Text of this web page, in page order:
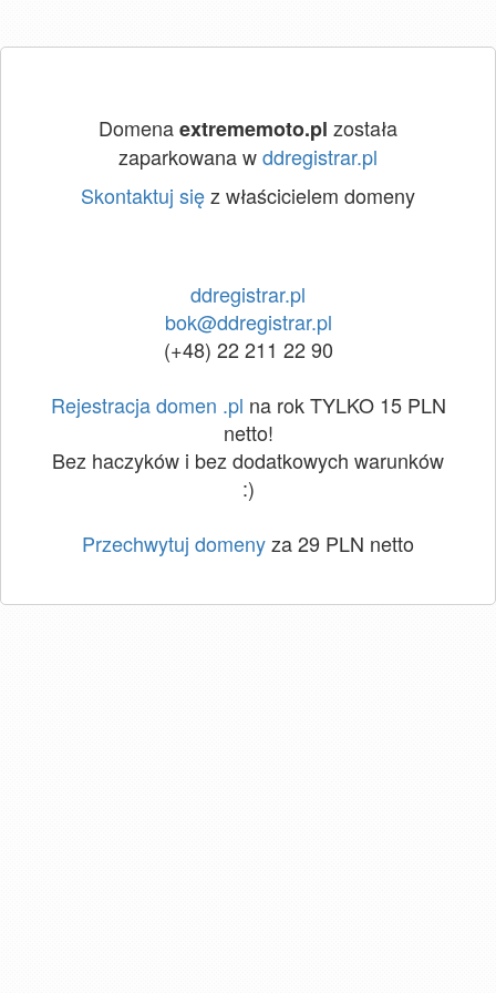
Domenaextrememoto.pl została
zaparkowana wddregistrar.pl
Skontaktuj sięz właścicielem domeny
ddregistrar.pl
bok@ddregistrar.pl
(+48) 22 211 22 90
Rejestracja domen .pl na rok TYLKO 15 PLN
netto!
Bez haczyków i bez dodatkowych warunków
:)
Przechwytuj domenyza 29 PLN netto